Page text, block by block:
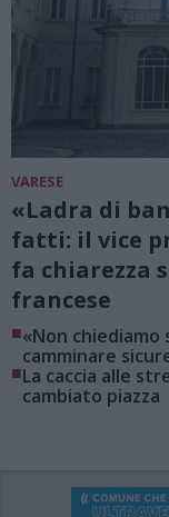
VARESE
«Ladra di
fatti: il vice
fa chiarezza
francese
■«Non
camminare
■La caccia alle
cambiato piazza